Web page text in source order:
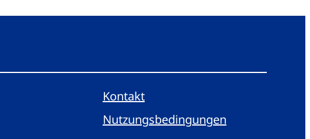
Kontakt
Nutzungsbedingungen